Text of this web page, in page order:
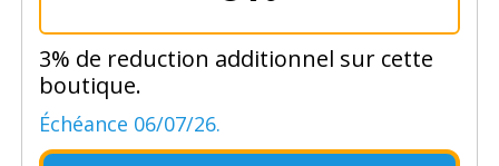
3% de reduction additionnel sur cette
boutique.
Échéance 06/07/26.